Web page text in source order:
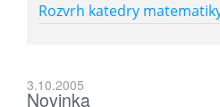
Rozvrh katedry
3.10.2005
Novinka